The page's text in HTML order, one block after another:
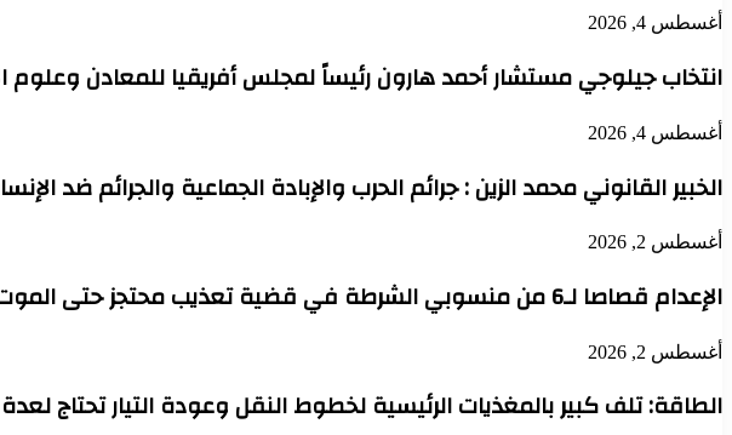
أغسطس 4, 2026
انتخاب جيلوجي مستشار أحمد هارون رئيساً لمجلس أفريقيا للمعادن وعلوم
أغسطس 4, 2026
الخبير القانوني محمد الزين : جرائم الحرب والإبادة الجماعية والجرائم ضد
أغسطس 2, 2026
الإعدام قصاصا لـ6 من منسوبي الشرطة في قضية تعذيب محتجز حتى الموت بدنقلا
أغسطس 2, 2026
الطاقة: تلف كبير بالمغذيات الرئيسية لخطوط النقل وعودة التيار تحتاج لعدة